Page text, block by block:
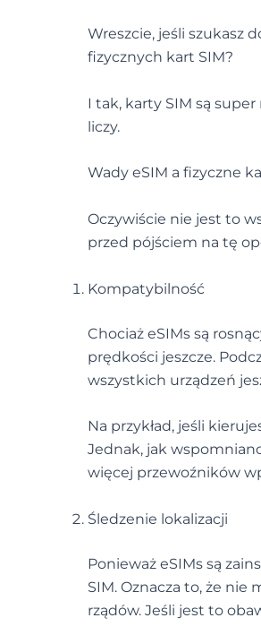
Wreszcie, jeśli szukasz
fizycznych kart SIM?
I tak, karty SIM są
liczy.
Wady eSIM a fizyczne
Oczywiście nie jest to
przed pójściem na tę
Kompatybilność
Chociaż eSIMs są
prędkości jeszcze.
wszystkich urządzeń
Na przykład, jeśli
Jednak, jak
więcej przewoźników
Śledzenie lokalizacji
Ponieważ eSIMs są
SIM. Oznacza to, że
rządów. Jeśli jest to